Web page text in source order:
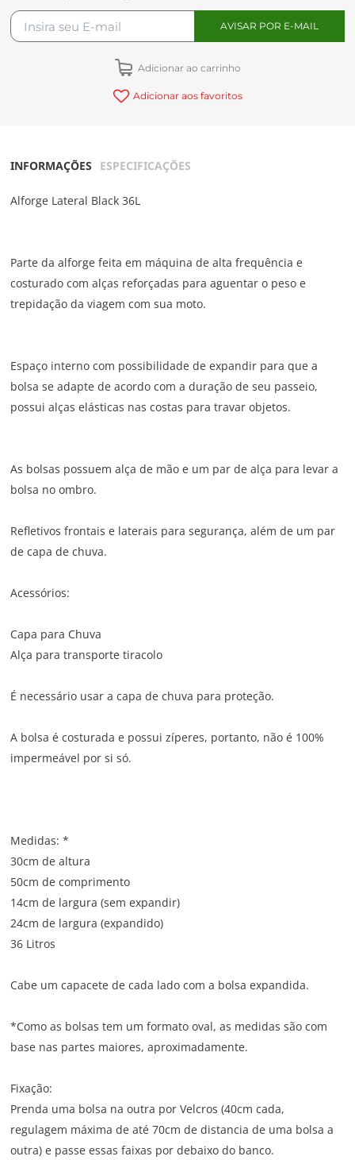
Adicionar ao carrinho
Adicionar aos favoritos
INFORMAÇÕES ESPECIFICAÇÕES
Alforge Lateral Black 36L
Parte da alforge feita em máquina de alta frequência e
costurado com alças reforçadas para aguentar o peso e
trepidação da viagem com sua moto.
Espaço interno com possibilidade de expandir para que a
bolsa se adapte de acordo com a duração de seu passeio,
possui alças elásticas nas costas para travar objetos.
As bolsas possuem alça de mão e um par de alça para levar a
bolsa no ombro.
Refletivos frontais e laterais para segurança, além de um par
de capa de chuva.
Acessórios:
Capa para Chuva
Alça para transporte tiracolo
É necessário usar a capa de chuva para proteção.
A bolsa é costurada e possui zíperes, portanto, não é 100%
impermeável por si só.
Medidas: *
30cm de altura
50cm de comprimento
14cm de largura (sem expandir)
24cm de largura (expandido)
36 Litros
Cabe um capacete de cada lado com a bolsa expandida.
*Como as bolsas tem um formato oval, as medidas são com
base nas partes maiores, aproximadamente.
Fixação:
Prenda uma bolsa na outra por Velcros (40cm cada,
regulagem máxima de até 70cm de distancia de uma bolsa a
outra) e passe essas faixas por debaixo do banco.